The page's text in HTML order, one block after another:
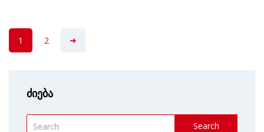
1 2
ძიება
Search